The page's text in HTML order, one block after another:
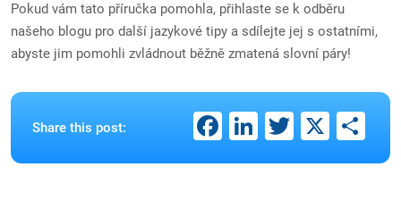
Pokud vám tato příručka pomohla, přihlaste se k odběru
našeho blogu pro další jazykové tipy a sdílejte jej s ostatními,
abyste jim pomohli zvládnout běžně zmatená slovní páry!
Share this post: Facebook
LinkedIn
Twitter
X